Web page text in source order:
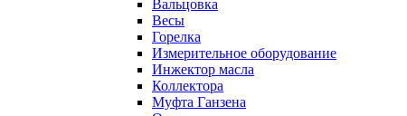
Вальцовка
Весы
Горелка
Измерительное оборудование
Инжектор масла
Коллектора
Муфта Ганзена